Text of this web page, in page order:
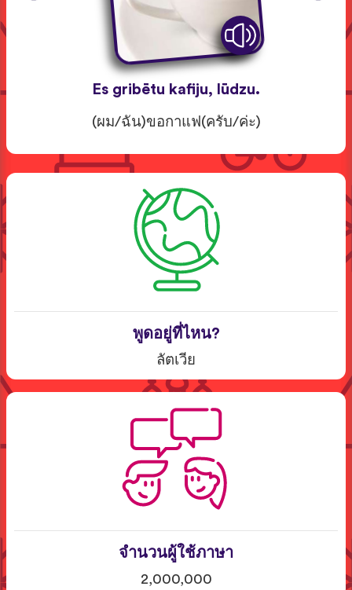
Es gribētu kafiju, lūdzu.
(ผม/ฉัน)ขอกาแฟ(ครับ/ค่ะ)
พูดอยู่ที่ไหน?
ลัตเวีย
จำนวนผู้ใช้ภาษา
2,000,000